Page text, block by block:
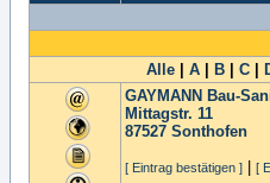
Alle
A B C
GAYMANN Bau-
Mittagstr. 11
87527 Sonthofen
[ Eintrag bestätigen ] [